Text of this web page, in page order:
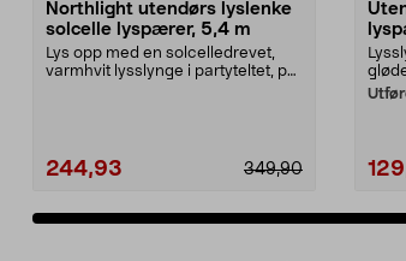
Northlight utendørs lyslenke
solcelle lyspærer, 5,4 m
Lys opp med en solcelledrevet,
varmhvit lysslynge i partyteltet, på
244,93 349,90